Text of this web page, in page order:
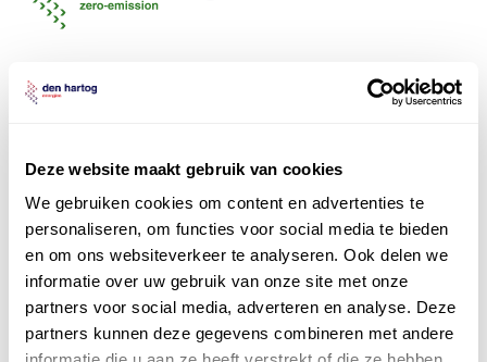
Deze website maakt gebruik van cookies
We gebruiken cookies om content en advertenties te
personaliseren, om functies voor social media te bieden
en om ons websiteverkeer te analyseren. Ook delen we
informatie over uw gebruik van onze site met onze
partners voor social media, adverteren en analyse. Deze
partners kunnen deze gegevens combineren met andere